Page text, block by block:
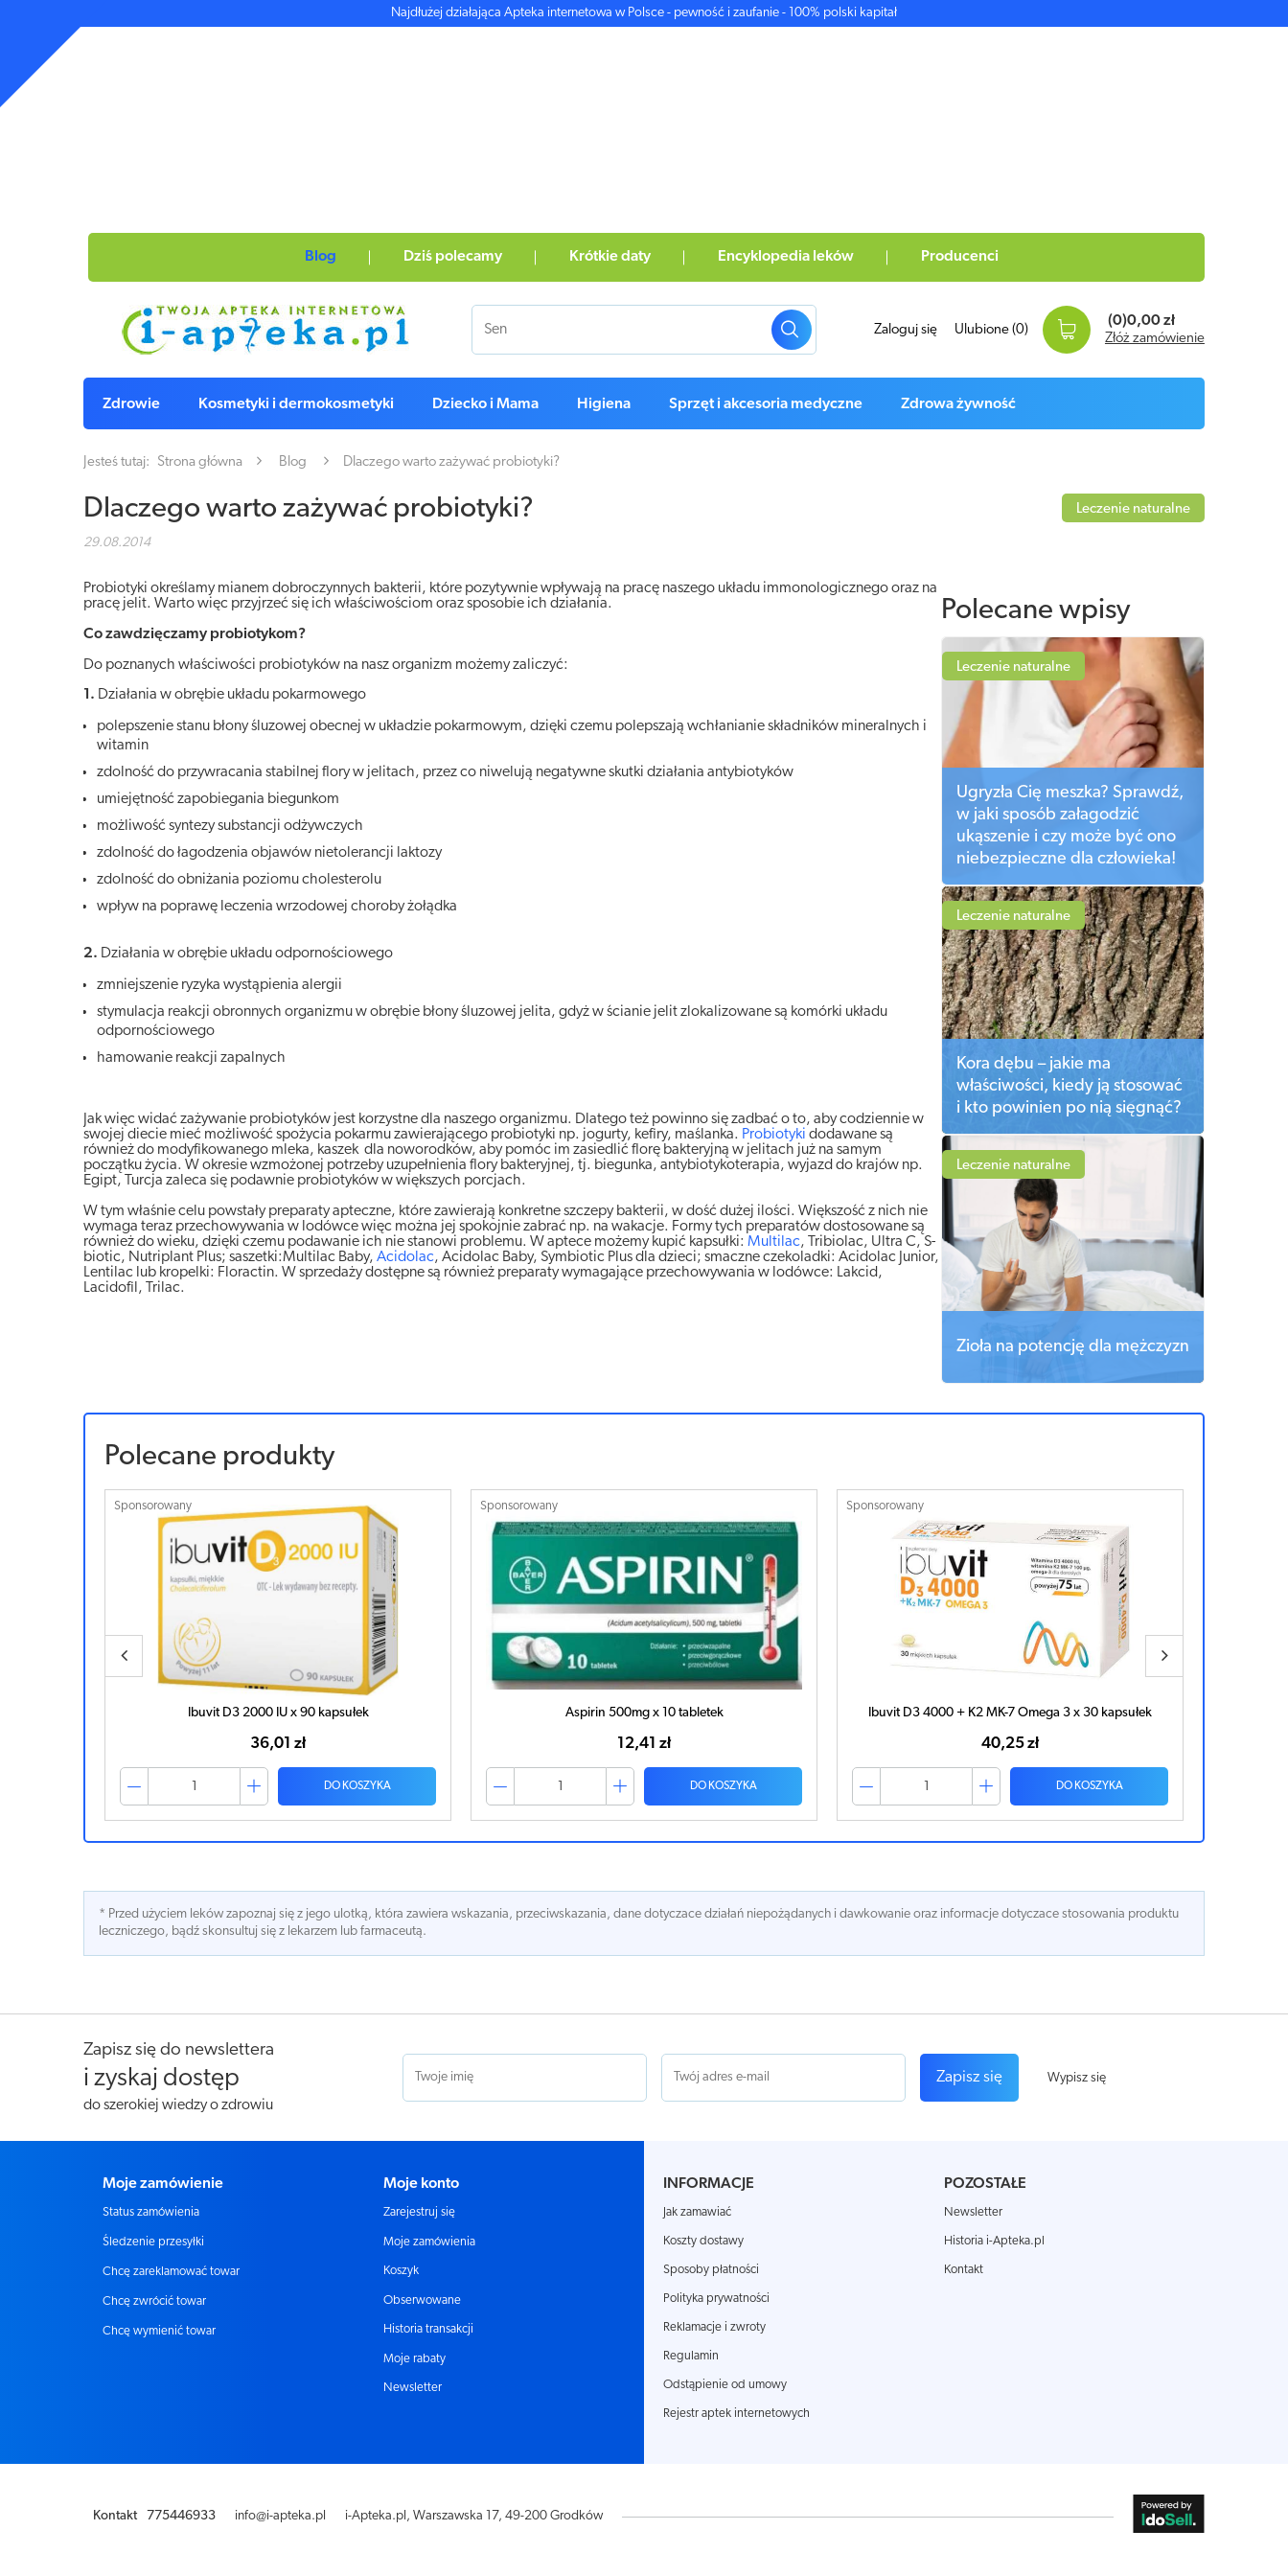
Najdłużej działająca Apteka internetowa w Polsce - pewność i zaufanie - 100% polski kapitał
Blog Dziś polecamy Krótkie daty Encyklopedia leków Producenci
Zaloguj się Ulubione (0)
(0)0,00 zł
Złóż zamówienie
Zdrowie Kosmetyki i dermokosmetyki Dziecko i Mama Higiena Sprzęt i akcesoria medyczne Zdrowa żywność
Jesteś tutaj: Strona główna Blog Dlaczego warto zażywać probiotyki?
Dlaczego warto zażywać probiotyki?
29.08.2014
Leczenie naturalne
Probiotyki określamy mianem dobroczynnych bakterii, które pozytywnie wpływają na pracę naszego układu immonologicznego oraz na
pracę jelit. Warto więc przyjrzeć się ich właściwościom oraz sposobie ich działania.
Co zawdzięczamy probiotykom?
Do poznanych właściwości probiotyków na nasz organizm możemy zaliczyć:
1. Działania w obrębie układu pokarmowego
polepszenie stanu błony śluzowej obecnej w układzie pokarmowym, dzięki czemu polepszają wchłanianie składników mineralnych i
witamin
zdolność do przywracania stabilnej flory w jelitach, przez co niwelują negatywne skutki działania antybiotyków
umiejętność zapobiegania biegunkom
możliwość syntezy substancji odżywczych
zdolność do łagodzenia objawów nietolerancji laktozy
zdolność do obniżania poziomu cholesterolu
wpływ na poprawę leczenia wrzodowej choroby żołądka
2. Działania w obrębie układu odpornościowego
zmniejszenie ryzyka wystąpienia alergii
stymulacja reakcji obronnych organizmu w obrębie błony śluzowej jelita, gdyż w ścianie jelit zlokalizowane są komórki układu
odpornościowego
hamowanie reakcji zapalnych
Jak więc widać zażywanie probiotyków jest korzystne dla naszego organizmu. Dlatego też powinno się zadbać o to, aby codziennie w
swojej diecie mieć możliwość spożycia pokarmu zawierającego probiotyki np. jogurty, kefiry, maślanka. Probiotyki dodawane są
również do modyfikowanego mleka, kaszek dla noworodków, aby pomóc im zasiedlić florę bakteryjną w jelitach już na samym
początku życia. W okresie wzmożonej potrzeby uzupełnienia flory bakteryjnej, tj. biegunka, antybiotykoterapia, wyjazd do krajów np.
Egipt, Turcja zaleca się podawnie probiotyków w większych porcjach.
W tym właśnie celu powstały preparaty apteczne, które zawierają konkretne szczepy bakterii, w dość dużej ilości. Większość z nich nie
wymaga teraz przechowywania w lodówce więc można jej spokojnie zabrać np. na wakacje. Formy tych preparatów dostosowane są
również do wieku, dzięki czemu podawanie ich nie stanowi problemu. W aptece możemy kupić kapsułki: Multilac, Tribiolac, Ultra C, S-
biotic, Nutriplant Plus; saszetki:Multilac Baby, Acidolac, Acidolac Baby, Symbiotic Plus dla dzieci; smaczne czekoladki: Acidolac Junior,
Lentilac lub kropelki: Floractin. W sprzedaży dostępne są również preparaty wymagające przechowywania w lodówce: Lakcid,
Lacidofil, Trilac.
Polecane wpisy
Leczenie naturalne
Ugryzła Cię meszka? Sprawdź,
w jaki sposób załagodzić
ukąszenie i czy może być ono
niebezpieczne dla człowieka!
Leczenie naturalne
Kora dębu – jakie ma
właściwości, kiedy ją stosować
i kto powinien po nią sięgnąć?
Leczenie naturalne
Zioła na potencję dla mężczyzn
Polecane produkty
Sponsorowany
Ibuvit D3 2000 IU x 90 kapsułek
36,01 zł
DO KOSZYKA
Sponsorowany
Aspirin 500mg x 10 tabletek
12,41 zł
DO KOSZYKA
Sponsorowany
Ibuvit D3 4000 + K2 MK-7 Omega 3 x 30 kapsułek
40,25 zł
DO KOSZYKA
* Przed użyciem leków zapoznaj się z jego ulotką, która zawiera wskazania, przeciwskazania, dane dotyczace działań niepożądanych i dawkowanie oraz informacje dotyczace stosowania produktu
leczniczego, bądź skonsultuj się z lekarzem lub farmaceutą.
Zapisz się do newslettera
i zyskaj dostęp
do szerokiej wiedzy o zdrowiu
Zapisz się Wypisz się
Moje zamówienie
Status zamówienia
Śledzenie przesyłki
Chcę zareklamować towar
Chcę zwrócić towar
Chcę wymienić towar
Moje konto
Zarejestruj się
Moje zamówienia
Koszyk
Obserwowane
Historia transakcji
Moje rabaty
Newsletter
INFORMACJE
Jak zamawiać
Koszty dostawy
Sposoby płatności
Polityka prywatności
Reklamacje i zwroty
Regulamin
Odstąpienie od umowy
Rejestr aptek internetowych
POZOSTAŁE
Newsletter
Historia i-Apteka.pl
Kontakt
Kontakt 775446933 info@i-apteka.pl i-Apteka.pl, Warszawska 17, 49-200 Grodków